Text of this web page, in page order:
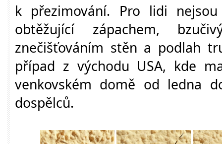
k přezimování. Pro lidi
obtěžující zápachem,
znečišťováním stěn a podlah
případ z východu USA, kde
venkovském domě od ledna
dospělců.